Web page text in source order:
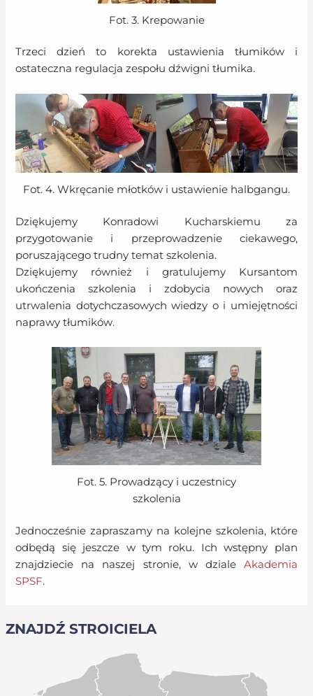
ZNAJDŹ STROICIELA
Fot. 3. Krepowanie
Trzeci dzień to korekta ustawienia tłumików i
ostateczna regulacja zespołu dźwigni tłumika.
Fot. 4. Wkręcanie młotków i ustawienie halbgangu.
Dziękujemy Konradowi Kucharskiemu za
przygotowanie i przeprowadzenie ciekawego,
poruszającego trudny temat szkolenia.
Dziękujemy również i gratulujemy Kursantom
ukończenia szkolenia i zdobycia nowych oraz
utrwalenia dotychczasowych wiedzy o i umiejętności
naprawy tłumików.
Fot. 5. Prowadzący i uczestnicy
szkolenia
Jednocześnie zapraszamy na kolejne szkolenia, które
odbędą się jeszcze w tym roku. Ich wstępny plan
znajdziecie na naszej stronie, w dziale Akademia
SPSF.